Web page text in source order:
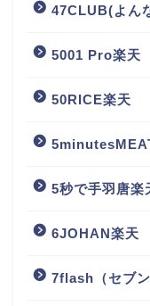
47CLUB(よん
5001 Pro楽天
50RICE楽天
5秒で手羽唐楽
6JOHAN楽天
7flash（セブ